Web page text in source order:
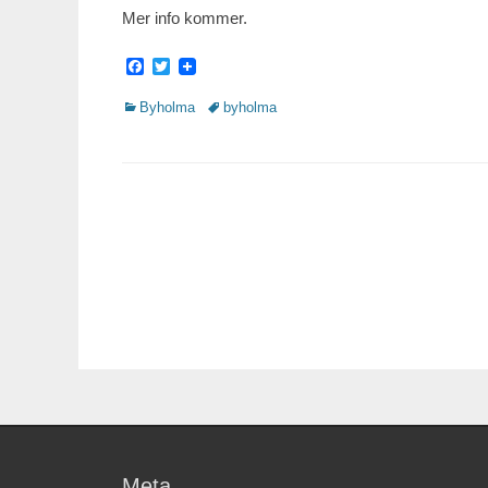
Mer info kommer.
Facebook
Twitter
Kategorier
Byholma Taggar
byholma